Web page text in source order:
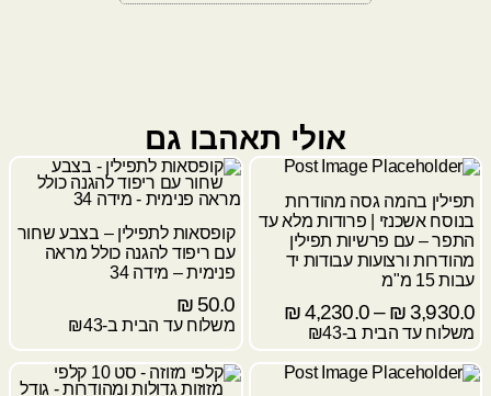
אולי תאהבו גם
תפילין בהמה גסה מהודרות
בנוסח אשכנזי | פרודות מלא עד
התפר – עם פרשיות תפילין
מהודרות ורצועות עבודות יד
עבות 15 מ"מ
3,930.0
₪
–
4,230.0
₪
משלוח עד הבית ב-₪43
קופסאות לתפילין – בצבע שחור
עם ריפוד להגנה כולל מראה
פנימית – מידה 34
50.0
₪
משלוח עד הבית ב-₪43